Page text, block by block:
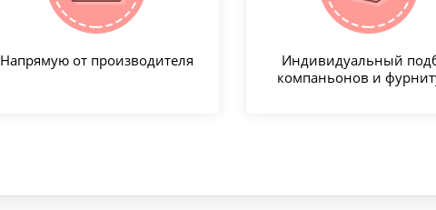
Напрямую от производителя
Индивидуальный
компаньонов и